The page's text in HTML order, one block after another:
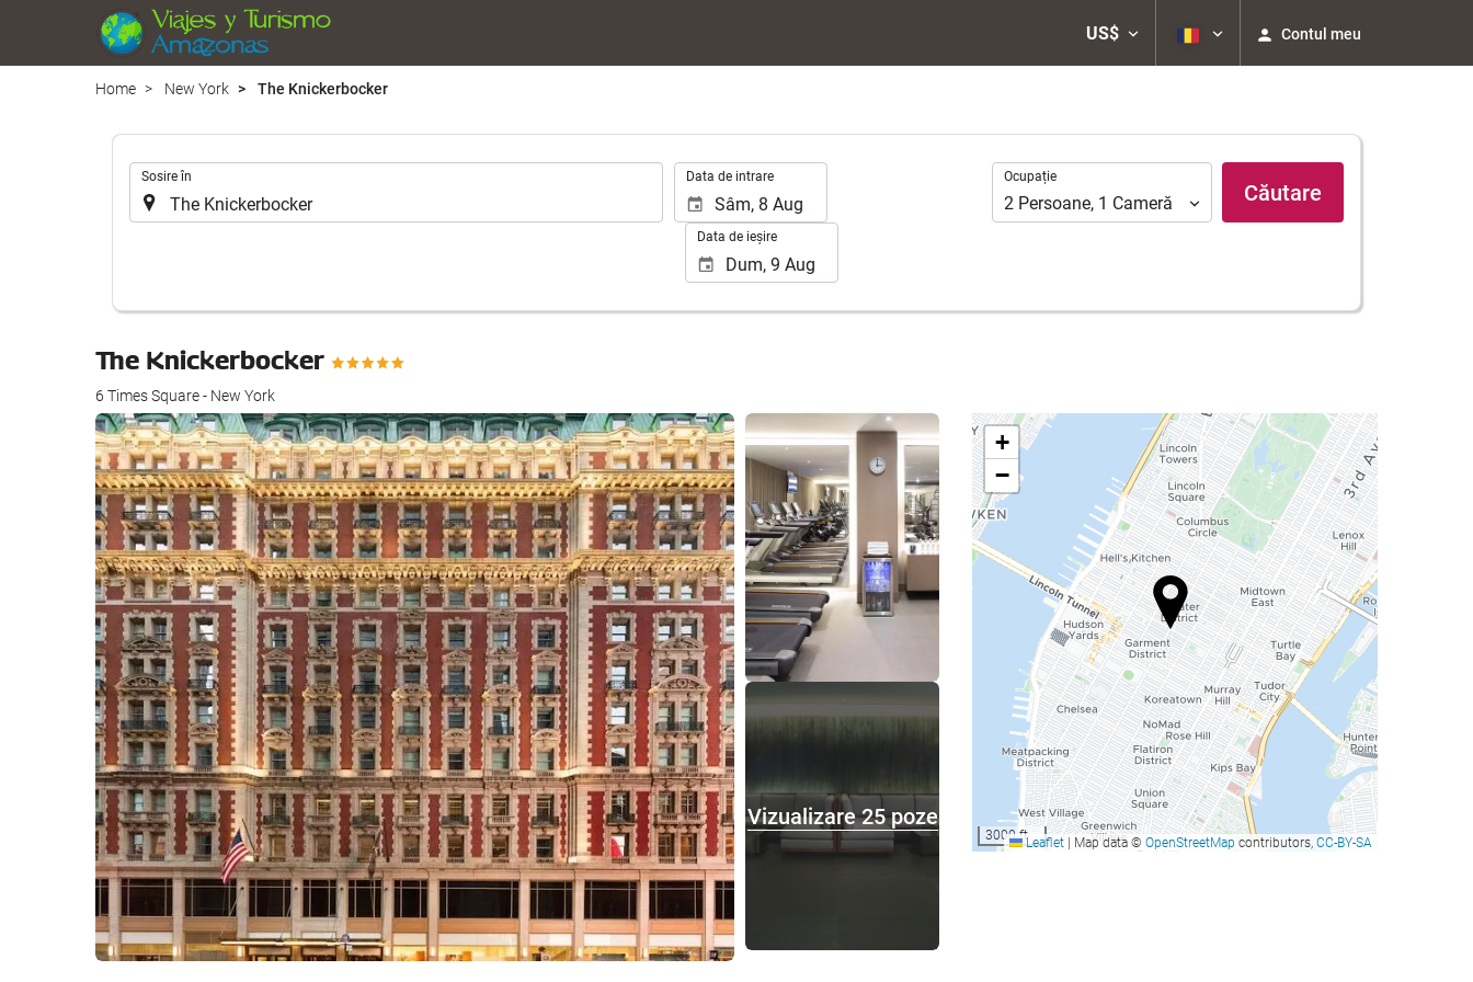
US$ Contul meu
Home New York The Knickerbocker
Sosire în Data de intrare
Data de ieșire
Ocupație
Ocupație
2 Persoane, 1 Cameră Căutare
The Knickerbocker
6 Times Square - New York
Vizualizare 25 poze
Vizualizare 25 poze
+
−
3000 ftLeaflet Map data © OpenStreetMap contributors, CC-BY-SA